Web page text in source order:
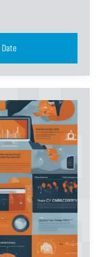
Vedi tutti i Dettagli e le Date